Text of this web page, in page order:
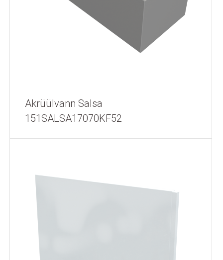
Akrüülvann Salsa
151SALSA17070KF52